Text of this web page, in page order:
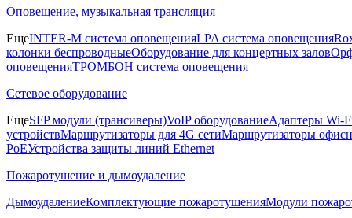
Оповещение, музыкальная трансляция
ЕщеINTER-M система оповещенияLPA система оповещения
колонки беспроводныеОборудование для концертных залов
оповещенияТРОМБОН система оповещения
Сетевое оборудование
ЕщеSFP модули (трансиверы)VoIP оборудованиеАдаптеры Wi-
устройствМаршрутизаторы для 4G сетиМаршрутизаторы
PoEУстройства защиты линий Ethernet
Пожаротушение и дымоудаление
ДымоудалениеКомплектующие пожаротушенияМодули